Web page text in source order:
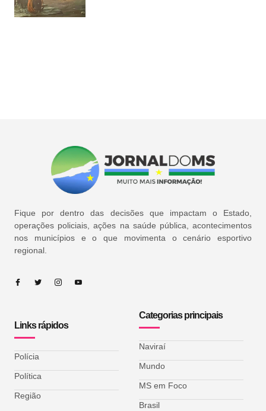
Fique por dentro das decisões que impactam o Estado,
operações policiais, ações na saúde pública, acontecimentos
nos municípios e o que movimenta o cenário esportivo
regional.
Links rápidos
Polícia
Política
Região
Categorias principais
Naviraí
Mundo
MS em Foco
Brasil